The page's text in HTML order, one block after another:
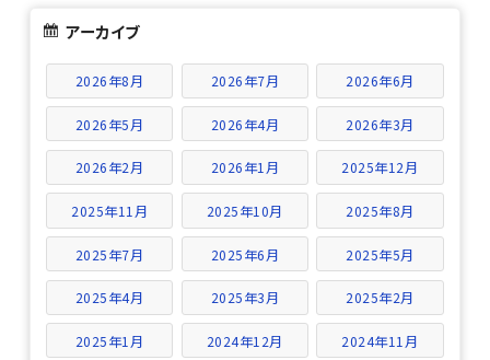
アーカイブ
2026年8月 2026年7月 2026年6月
2026年5月 2026年4月 2026年3月
2026年2月 2026年1月 2025年12月
2025年11月 2025年10月 2025年8月
2025年7月 2025年6月 2025年5月
2025年4月 2025年3月 2025年2月
2025年1月 2024年12月 2024年11月